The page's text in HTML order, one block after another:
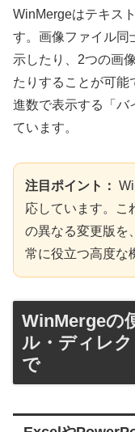
WinMergeはテキス
す。画像ファイル同
示したり、2つの画
たりすることが可能
進数で表示する「バ
ています。
注目ポイント：
応しています。こ
の異なる変更版を
常に役立つ高度な
WinMergeの
ル・ディレ
で